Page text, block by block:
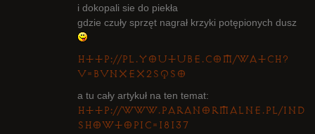
i dokopali sie do piekła
gdzie czuły sprzęt nagrał krzyki potępionych dusz
http://pl.youtube.com/watch?
v=bvnxeX2SQso
a tu cały artykuł na ten temat:
http://www.paranormalne.pl/
showtopic=18137